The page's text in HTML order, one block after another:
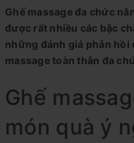
Ghế massage đa chức
được rất nhiều các bậc
những đánh giá phản hồi
massage toàn thân đa
Ghế
món quà ý